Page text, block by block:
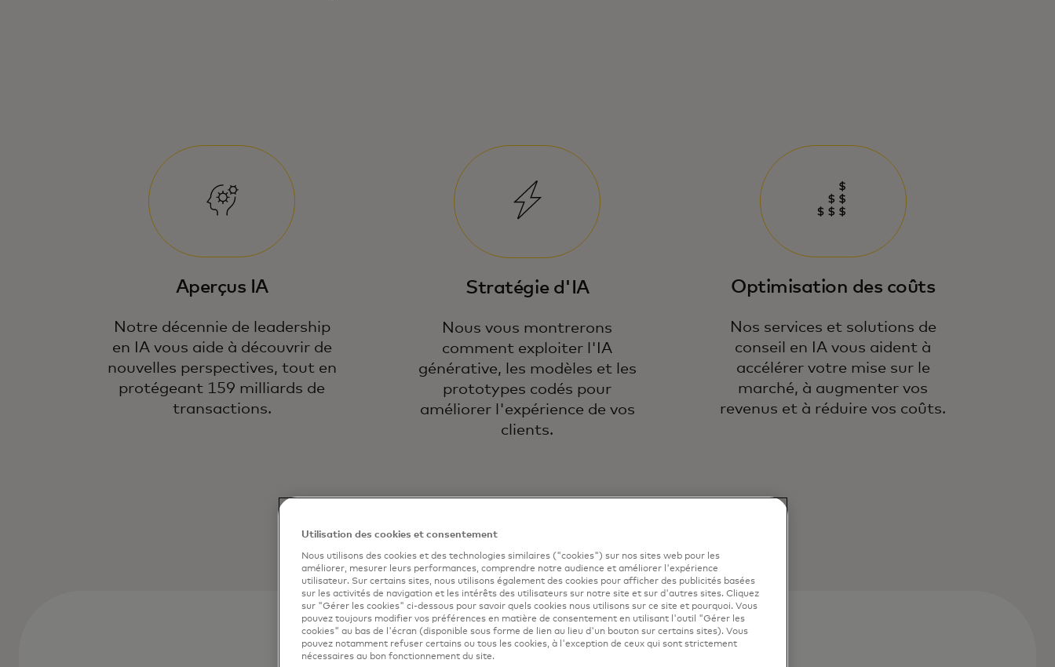
Aperçus IA
Notre décennie de leadership
en IA vous aide à découvrir de
nouvelles perspectives, tout en
protégeant 159 milliards de
transactions.
Stratégie d'IA
Nous vous montrerons
comment exploiter l'IA
générative, les modèles et les
prototypes codés pour
améliorer l'expérience de vos
clients.
Optimisation des coûts
Nos services et solutions de
conseil en IA vous aident à
accélérer votre mise sur le
marché, à augmenter vos
revenus et à réduire vos coûts.
Utilisation des cookies et consentement
Nous utilisons des cookies et des technologies similaires ("cookies") sur nos sites web pour les
améliorer, mesurer leurs performances, comprendre notre audience et améliorer l'expérience
utilisateur. Sur certains sites, nous utilisons également des cookies pour afficher des publicités basées
sur les activités de navigation et les intérêts des utilisateurs sur notre site et sur d'autres sites. Cliquez
sur "Gérer les cookies" ci-dessous pour savoir quels cookies nous utilisons sur ce site et pourquoi. Vous
pouvez toujours modifier vos préférences en matière de consentement en utilisant l'outil "Gérer les
cookies" au bas de l'écran (disponible sous forme de lien au lieu d'un bouton sur certains sites). Vous
pouvez notamment refuser certains ou tous les cookies, à l'exception de ceux qui sont strictement
nécessaires au bon fonctionnement du site.